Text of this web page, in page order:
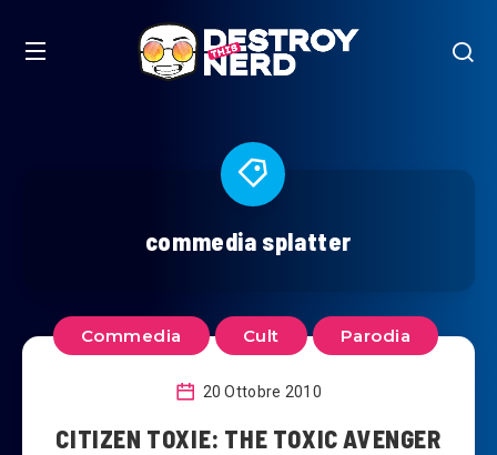
commedia splatter
Commedia Cult Parodia
20 Ottobre 2010
CITIZEN TOXIE: THE TOXIC AVENGER